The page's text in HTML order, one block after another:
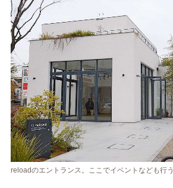
reloadのエントランス。ここでイベントなども行う